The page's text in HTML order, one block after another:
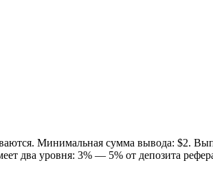
Минимальная сумма вывода: $2.
два уровня: 3% — 5% от депозита